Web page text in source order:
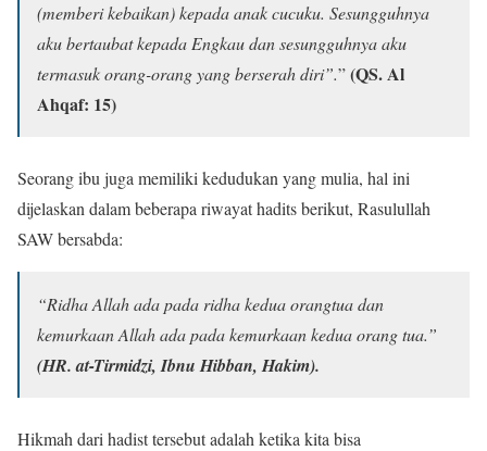
(memberi kebaikan) kepada anak cucuku. Sesungguhnya
aku bertaubat kepada Engkau dan sesungguhnya aku
termasuk orang-orang yang berserah diri”.”(QS. Al
Ahqaf: 15)
Seorang ibu juga memiliki kedudukan yang mulia, hal ini
dijelaskan dalam beberapa riwayat hadits berikut, Rasulullah
SAW bersabda:
“Ridha Allah ada pada ridha kedua orangtua dan
kemurkaan Allah ada pada kemurkaan kedua orang tua.”
(HR. at-Tirmidzi, Ibnu Hibban, Hakim).
Hikmah dari hadist tersebut adalah ketika kita bisa